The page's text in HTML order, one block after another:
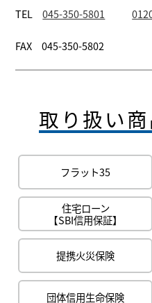
TEL 045-350-5801
FAX 045-350-5802
取り扱い商
フラット35
住宅ローン
【SBI信用保証】
提携火災保険
団体信用生命保険